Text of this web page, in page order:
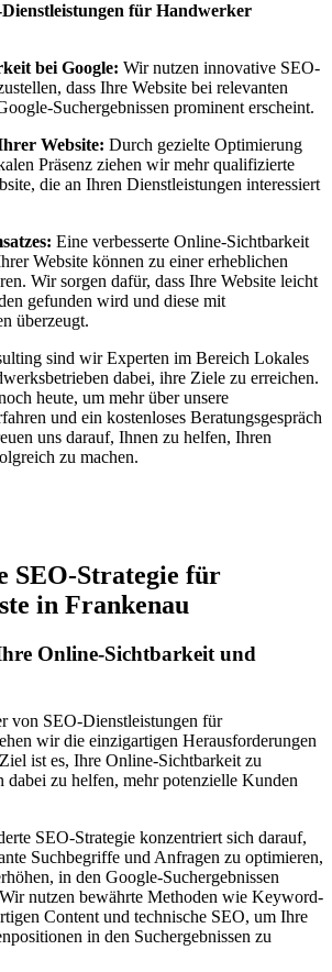
für Handwerker
bei Google: Wir nutzen innovative SEO-
dass Ihre Website bei relevanten
Suchergebnissen prominent erscheint.
Website: Durch gezielte Optimierung
Präsenz ziehen wir mehr qualifizierte
die an Ihren Dienstleistungen interessiert
Eine verbesserte Online-Sichtbarkeit
Website können zu einer erheblichen
Wir sorgen dafür, dass Ihre Website leicht
gefunden wird und diese mit
überzeugt.
sind wir Experten im Bereich Lokales
dabei, ihre Ziele zu erreichen.
heute, um mehr über unsere
und ein kostenloses Beratungsgespräch
uns darauf, Ihnen zu helfen, Ihren
zu machen.
SEO-Strategie für
in Frankenau
Online-Sichtbarkeit und
von SEO-Dienstleistungen für
wir die einzigartigen Herausforderungen
ist es, Ihre Online-Sichtbarkeit zu
dabei zu helfen, mehr potenzielle Kunden
SEO-Strategie konzentriert sich darauf,
Suchbegriffe und Anfragen zu optimieren,
in den Google-Suchergebnissen
nutzen bewährte Methoden wie Keyword-
Content und technische SEO, um Ihre
in den Suchergebnissen zu